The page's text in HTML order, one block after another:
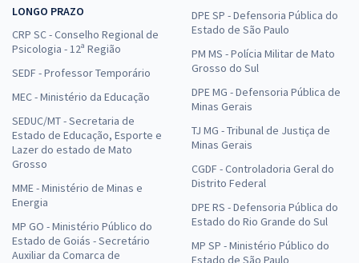
LONGO PRAZO
CRP SC - Conselho Regional de
Psicologia - 12ª Região
SEDF - Professor Temporário
MEC - Ministério da Educação
SEDUC/MT - Secretaria de
Estado de Educação, Esporte e
Lazer do estado de Mato
Grosso
MME - Ministério de Minas e
Energia
MP GO - Ministério Público do
Estado de Goiás - Secretário
Auxiliar da Comarca de
DPE SP - Defensoria Pública do
Estado de São Paulo
PM MS - Polícia Militar de Mato
Grosso do Sul
DPE MG - Defensoria Pública de
Minas Gerais
TJ MG - Tribunal de Justiça de
Minas Gerais
CGDF - Controladoria Geral do
Distrito Federal
DPE RS - Defensoria Pública do
Estado do Rio Grande do Sul
MP SP - Ministério Público do
Estado de São Paulo